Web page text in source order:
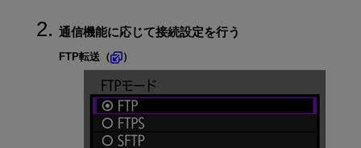
通信機能に応じて接続設定を行う
FTP転送（ ）